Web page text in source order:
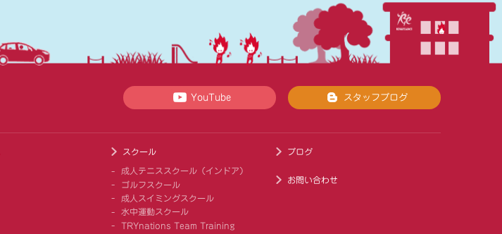
YouTube スタッフブログ
スクール
成人テニススクール（インドア）
ゴルフスクール
成人スイミングスクール
水中運動スクール
TRYnations Team Training
ブログ
お問い合わせ